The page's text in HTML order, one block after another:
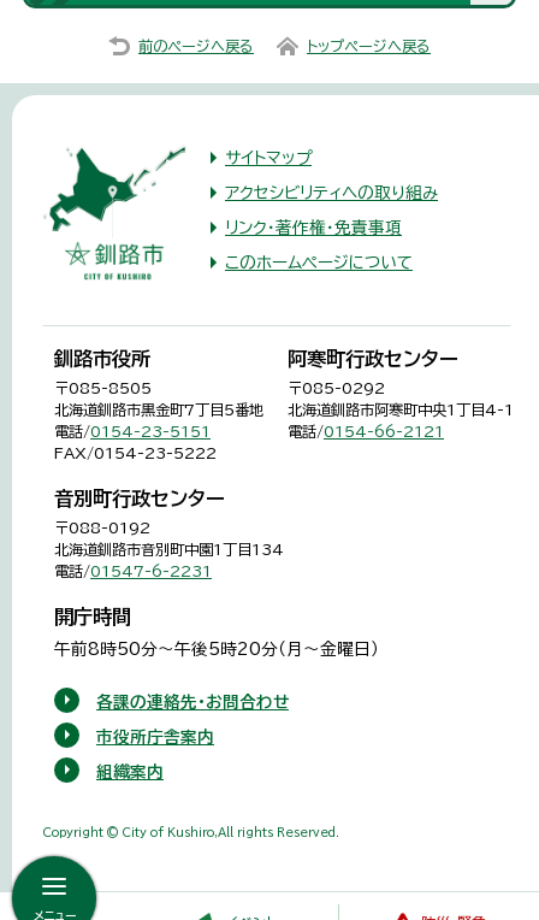
前のページへ戻る トップページへ戻る
メニュー
サイトマップ
アクセシビリティへの取り組み
リンク・著作権・免責事項
このホームページについて
釧路市役所
〒085-8505
北海道釧路市黒金町7丁目5番地
電話/0154-23-5151
FAX/0154-23-5222
阿寒町行政センター
〒085-0292
北海道釧路市阿寒町中央1丁目4-1
電話/0154-66-2121
音別町行政センター
〒088-0192
北海道釧路市音別町中園1丁目134
電話/01547-6-2231
開庁時間
午前8時50分～午後5時20分（月～金曜日）
各課の連絡先・お問合わせ
市役所庁舎案内
組織案内
Copyright © City of Kushiro,All rights Reserved.